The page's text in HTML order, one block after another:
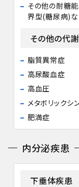
その他の耐糖
界型(糖尿病)な
その他の代
脂質異常症
高尿酸血症
高血圧
メタボリックシ
肥満症
内分泌疾患
下垂体疾患